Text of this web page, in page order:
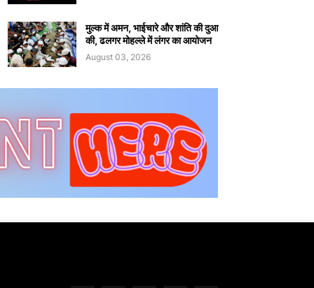
मुल्क में अमन, भाईचारे और शांति की दुआ
की, ढलगर मोहल्ले में लंगर का आयोजन
August 03, 2026